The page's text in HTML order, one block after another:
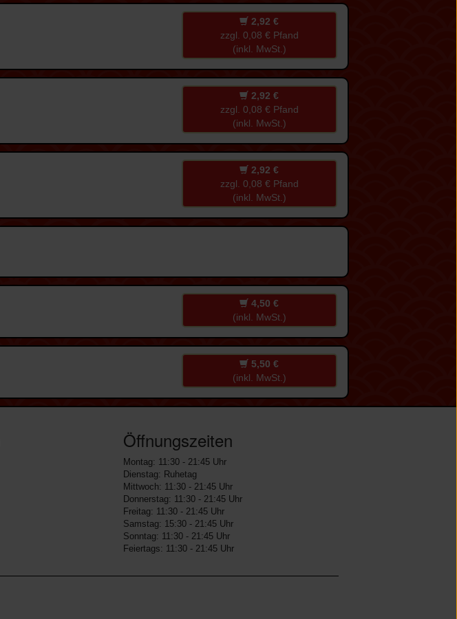
2,92 €
zzgl. 0,08 € Pfand
(inkl. MwSt.)
2,92 €
zzgl. 0,08 € Pfand
(inkl. MwSt.)
2,92 €
zzgl. 0,08 € Pfand
(inkl. MwSt.)
4,50 €
(inkl. MwSt.)
5,50 €
(inkl. MwSt.)
Öffnungszeiten
Montag: 11:30 - 21:45 Uhr
Dienstag: Ruhetag
Mittwoch: 11:30 - 21:45 Uhr
Donnerstag: 11:30 - 21:45 Uhr
Freitag: 11:30 - 21:45 Uhr
Samstag: 15:30 - 21:45 Uhr
Sonntag: 11:30 - 21:45 Uhr
Feiertags: 11:30 - 21:45 Uhr